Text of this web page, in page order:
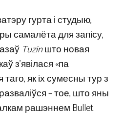
гурта і студыю,
самалёта для запісу,
Tuzinшто новая
з’явілася «па
як іх сумесны тур з
– тое, што яны
рашэннем Bullet.